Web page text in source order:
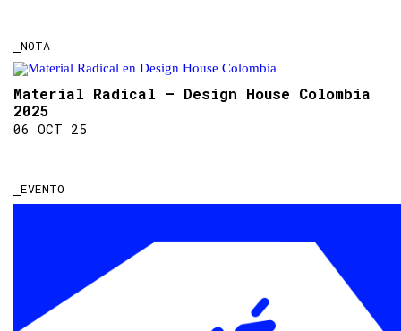
NOTA
Material Radical – Design House Colombia
2025
06 OCT 25
EVENTO